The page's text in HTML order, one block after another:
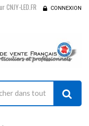
CNJY-LED.FR CONNEXION